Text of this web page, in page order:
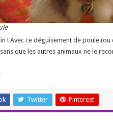
! Avec ce déguisement de poule
que les autres animaux ne le
Twitter Pinterest